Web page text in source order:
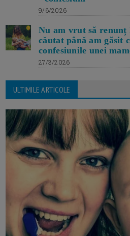
9/6/2026
Nu am vrut să renunț
căutat până am găsit
confesiunile unei
27/3/2026
ULTIMILE ARTICOLE